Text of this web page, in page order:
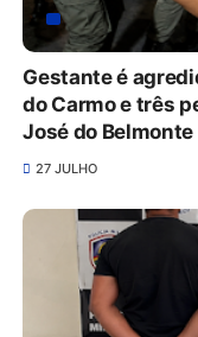
Gestante é
do Carmo e três
José do Belmonte
27 JULHO